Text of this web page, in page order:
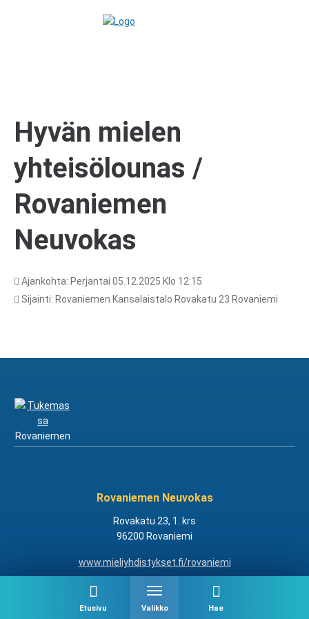
Etusivu Valikko Hae
Hyvän mielen
yhteisölounas /
Rovaniemen
Neuvokas
Ajankohta: Perjantai 05.12.2025 Klo 12:15
Sijainti: Rovaniemen Kansalaistalo Rovakatu 23 Rovaniemi
Rovaniemen Neuvokas
Rovakatu 23, 1. krs
96200 Rovaniemi
www.mieliyhdistykset.fi/rovaniemi